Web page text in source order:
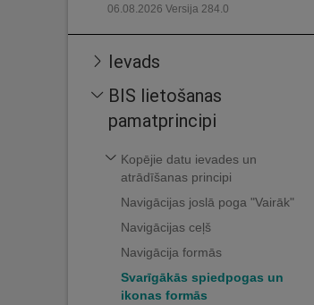
06.08.2026 Versija 284.0
Ievads
BIS lietošanas
pamatprincipi
Kopējie datu ievades un
atrādīšanas principi
Navigācijas joslā poga "Vairāk"
Navigācijas ceļš
Navigācija formās
Svarīgākās spiedpogas un
ikonas formās